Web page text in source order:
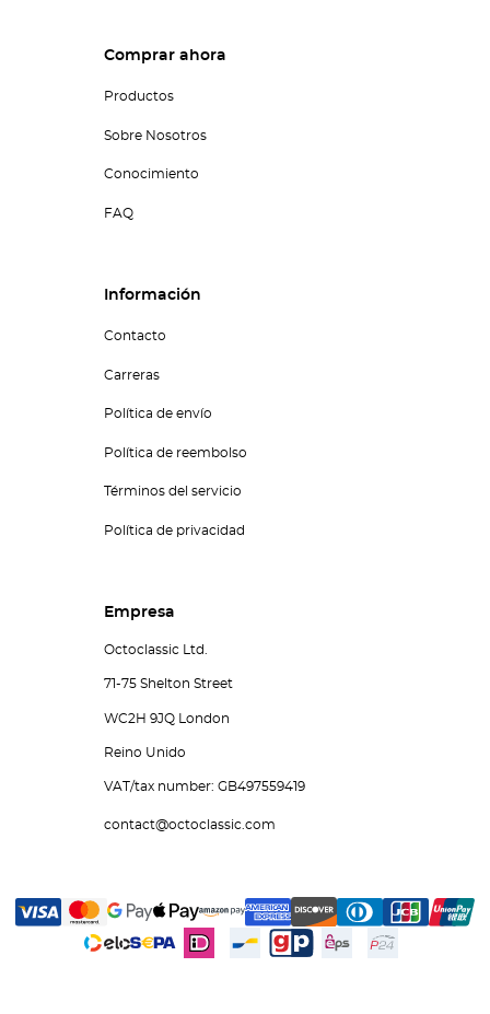
Comprar ahora
Productos
Sobre Nosotros
Conocimiento
FAQ
Información
Contacto
Carreras
Política de envío
Política de reembolso
Términos del servicio
Política de privacidad
Empresa
Octoclassic Ltd.
71-75 Shelton Street
WC2H 9JQ London
Reino Unido
VAT/tax number: GB497559419
contact@octoclassic.com